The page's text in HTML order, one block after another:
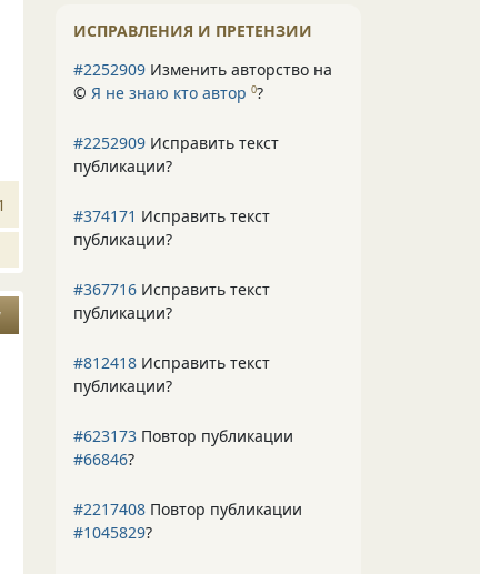
ИСПРАВЛЕНИЯ И ПРЕТЕНЗИИ
#2252909 Изменить авторство на
© Я не знаю кто автор 0?
#2252909 Исправить текст
публикации?
#374171 Исправить текст
публикации?
#367716 Исправить текст
публикации?
#812418 Исправить текст
публикации?
#623173 Повтор публикации
#66846?
#2217408 Повтор публикации
#1045829?